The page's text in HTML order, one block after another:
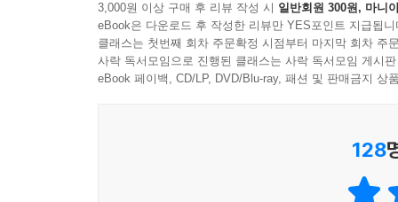
도울 때 보람을 느끼는 아이에게 맞는 직업, 활
아이에게 맞는 직업 등 다양한 직업의 세계를 탐험
8가지 캐릭터들이 각각 직업을 직접 체험하거나
전반적인 이해를 할 수 있어요. 그리고 각각의 만
알 수 있어요. 그리고 그 과정을 통해 검사와 변호
3,000원 이상 구매 후 리뷰 작성 시 일반회원 300원, 마니
eBook은 다운로드 후 작성한 리뷰만 YES포인트 지급됩니
클래스는 첫번째 회차 주문확정 시점부터 마지막 회차 주
사락 독서모임으로 진행된 클래스는 사락 독서모임 게시
eBook 페이백, CD/LP, DVD/Blu-ray, 패션 및 판매금지 상
128